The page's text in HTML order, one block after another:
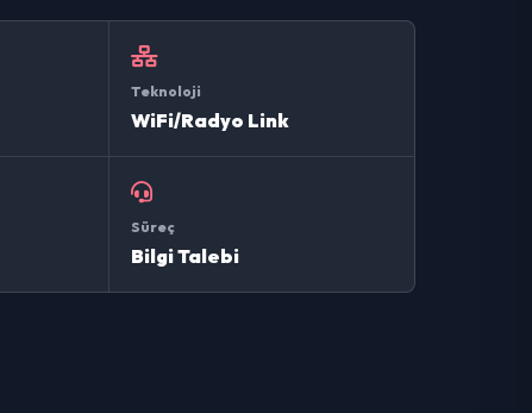
Teknoloji
WiFi/Radyo Link
Süreç
Bilgi Talebi